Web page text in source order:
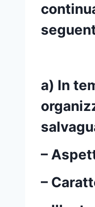
a) In
–
–